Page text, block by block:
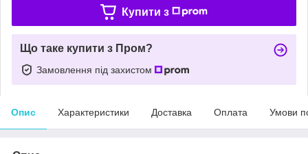
Купити з
Що таке купити з Пром?
Замовлення під захистом
Опис Характеристики Доставка Оплата Умови